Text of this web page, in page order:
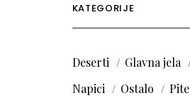
KATEGORIJE
Deserti Glavna jela
Napici
Ostalo Pite